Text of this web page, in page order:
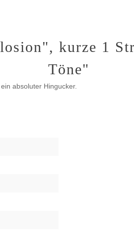
kurze 1
Töne"
absoluter Hingucker.